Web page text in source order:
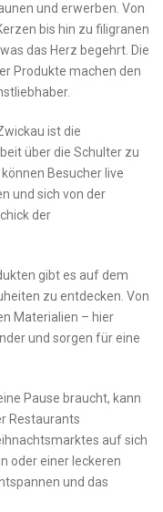
‌und erwerben. Von
⁤bis ‍hin zu filigranen‌
das Herz ⁣begehrt. ⁢Die
⁢Produkte‍ machen den
ist die
über die Schulter zu
Besucher live
und sich von der
​der
gibt es auf dem⁢
zu entdecken. Von
Materialien⁤ – hier
und sorgen für eine
Pause‍ braucht,‍ kann
Restaurants
​auf sich
⁣oder einer leckeren
​und das⁤